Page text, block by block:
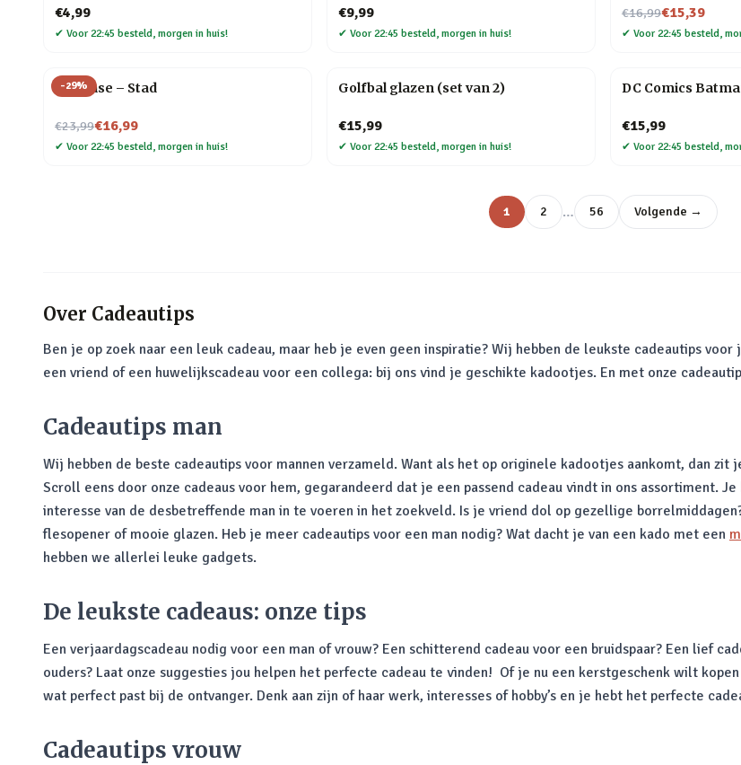
€4,99
✔ Voor 22:45 besteld, morgen in huis!
€9,99
✔ Voor 22:45 besteld, morgen in huis!
€16,99
Nu voor€15,39
✔ Voor 22:45 besteld,
-29%
Flip Vase – Stad
€23,99
Nu voor€16,99
✔ Voor 22:45 besteld, morgen in huis!
Golfbal glazen (set van 2)
€15,99
✔ Voor 22:45 besteld, morgen in huis!
DC Comics
€15,99
✔ Voor 22:45 besteld,
1 2 … 56 Volgende →
Over Cadeautips
Ben je op zoek naar een leuk cadeau, maar heb je even geen inspiratie? Wij hebben de leukste cadeautips
een vriend of een huwelijkscadeau voor een collega: bij ons vind je geschikte kadootjes. En met onze
Cadeautips man
Wij hebben de beste cadeautips voor mannen verzameld. Want als het op originele kadootjes aankomt, dan zit
Scroll eens door onze cadeaus voor hem, gegarandeerd dat je een passend cadeau vindt in ons assortiment.
interesse van de desbetreffende man in te voeren in het zoekveld. Is je vriend dol op gezellige
flesopener of mooie glazen. Heb je meer cadeautips voor een man nodig? Wat dacht je van een kado met een
hebben we allerlei leuke gadgets.
De leukste cadeaus: onze tips
Een verjaardagscadeau nodig voor een man of vrouw? Een schitterend cadeau voor een bruidspaar? Een lief
ouders? Laat onze suggesties jou helpen het perfecte cadeau te vinden! Of je nu een kerstgeschenk wilt
wat perfect past bij de ontvanger. Denk aan zijn of haar werk, interesses of hobby’s en je hebt het perfecte
Cadeautips vrouw